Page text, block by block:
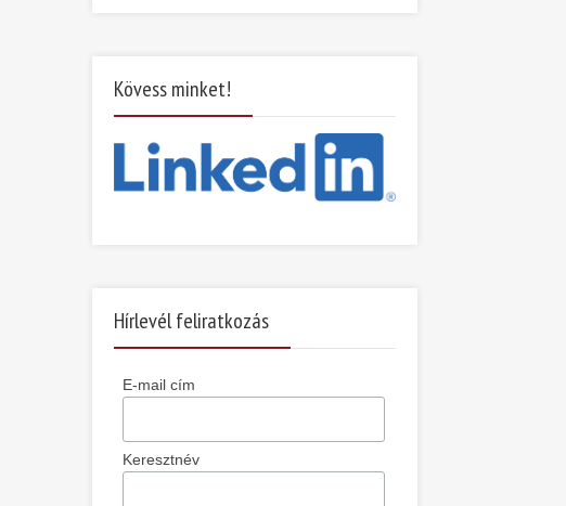
Kövess minket!
Hírlevél feliratkozás
E-mail cím
Keresztnév